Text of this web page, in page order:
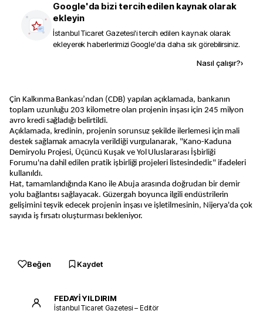
Google'da bizi tercih edilen kaynak olarak
ekleyin
İstanbul Ticaret Gazetesi'i tercih edilen kaynak olarak
ekleyerek haberlerimizi Google'da daha sık görebilirsiniz.
Nasıl çalışır?›
Çin Kalkınma Bankası’ndan (CDB) yapılan açıklamada, bankanın
toplam uzunluğu 203 kilometre olan projenin inşası için 245 milyon
avro kredi sağladığı belirtildi.
Açıklamada, kredinin, projenin sorunsuz şekilde ilerlemesi için mali
destek sağlamak amacıyla verildiği vurgulanarak, "Kano-Kaduna
Demiryolu Projesi, Üçüncü Kuşak ve Yol Uluslararası İşbirliği
Forumu'na dahil edilen pratik işbirliği projeleri listesindedir." ifadeleri
kullanıldı.
Hat, tamamlandığında Kano ile Abuja arasında doğrudan bir demir
yolu bağlantısı sağlayacak. Güzergah boyunca ilgili endüstrilerin
gelişimini teşvik edecek projenin inşası ve işletilmesinin, Nijerya'da çok
sayıda iş fırsatı oluşturması bekleniyor.
Beğen Kaydet
FEDAYİ YILDIRIM
İstanbul Ticaret Gazetesi – Editör